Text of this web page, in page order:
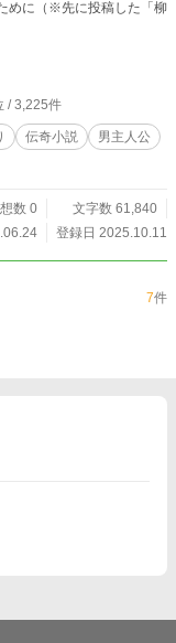
めに（※先に投稿した「柳
/ 3,225件
伝奇小説
男主人公
数 0
文字数 61,840
登録日 2025.10.11
7件